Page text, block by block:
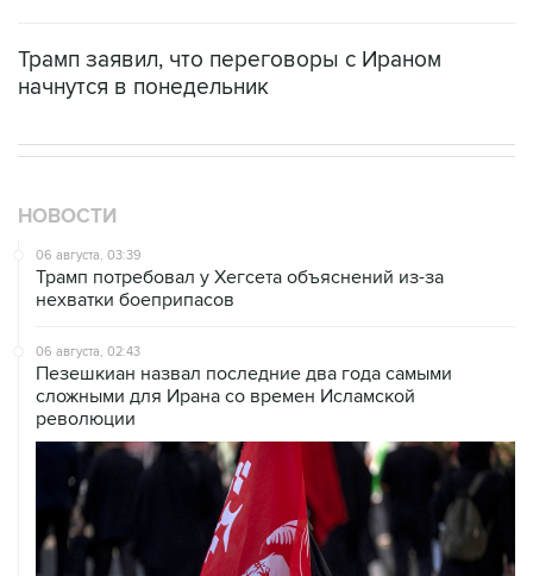
Трамп заявил, что переговоры с Ираном
начнутся в понедельник
НОВОСТИ
06 августа, 03:39
Трамп потребовал у Хегсета объяснений из-за
нехватки боеприпасов
06 августа, 02:43
Пезешкиан назвал последние два года самыми
сложными для Ирана со времен Исламской
революции